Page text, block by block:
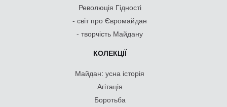
Революція Гідності
- світ про Євромайдан
- творчість Майдану
КОЛЕКЦІЇ
Майдан: усна історія
Агітація
Боротьба